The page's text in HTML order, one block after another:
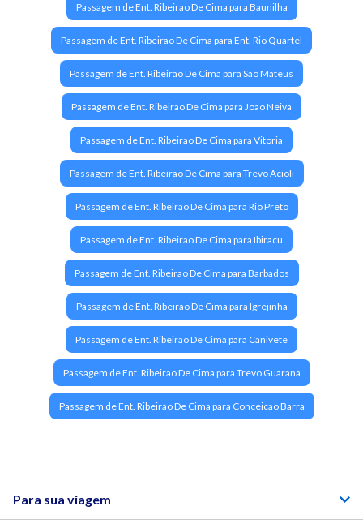
Passagem de Ent. Ribeirao De Cima para Baunilha
Passagem de Ent. Ribeirao De Cima para Ent. Rio Quartel
Passagem de Ent. Ribeirao De Cima para Sao Mateus
Passagem de Ent. Ribeirao De Cima para Joao Neiva
Passagem de Ent. Ribeirao De Cima para Vitoria
Passagem de Ent. Ribeirao De Cima para Trevo Acioli
Passagem de Ent. Ribeirao De Cima para Rio Preto
Passagem de Ent. Ribeirao De Cima para Ibiracu
Passagem de Ent. Ribeirao De Cima para Barbados
Passagem de Ent. Ribeirao De Cima para Igrejinha
Passagem de Ent. Ribeirao De Cima para Canivete
Passagem de Ent. Ribeirao De Cima para Trevo Guarana
Passagem de Ent. Ribeirao De Cima para Conceicao Barra
Para sua viagem